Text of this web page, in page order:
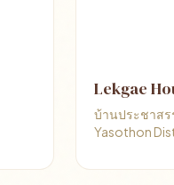
Lekgae
บ้านประชาสร
Yasothon